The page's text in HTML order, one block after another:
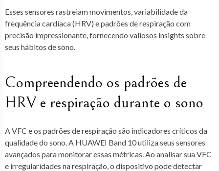
Esses sensores rastreiam movimentos, variabilidade da
frequência cardíaca (HRV) e padrões de respiração com
precisão impressionante, fornecendo valiosos insights sobre
seus hábitos de sono.
Compreendendo os padrões de
HRV e respiração durante o sono
A VFC e os padrões de respiração são indicadores críticos da
qualidade do sono. A HUAWEI Band 10 utiliza seus sensores
avançados para monitorar essas métricas. Ao analisar sua VFC
e irregularidades na respiração, o dispositivo pode detectar